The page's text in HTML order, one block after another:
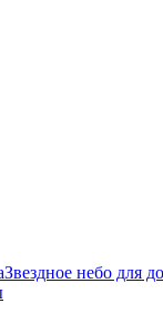
Звездное небо для